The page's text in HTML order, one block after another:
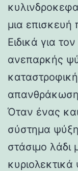
μια επισκευή
Ειδικά για
ανεπαρκής
Όταν ένας
σύστημα
στάσιμο